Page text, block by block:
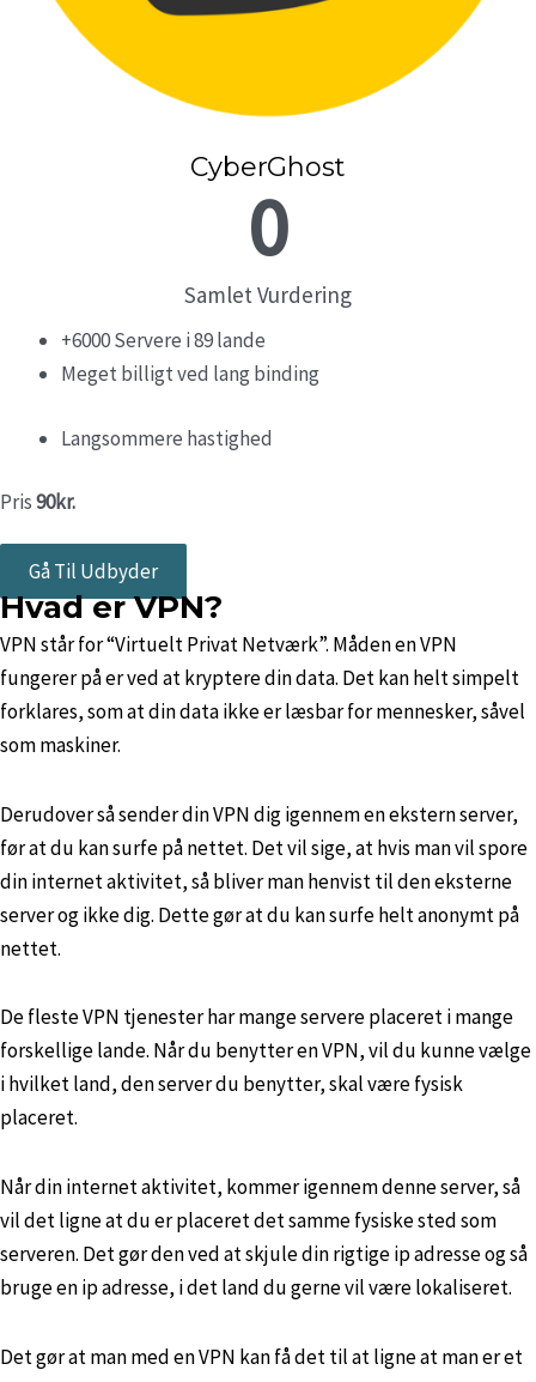
CyberGhost
0
Samlet Vurdering
+6000 Servere i 89 lande
Meget billigt ved lang binding
Langsommere hastighed
Pris90kr.
Gå Til Udbyder
Hvad er VPN?
VPN står for “Virtuelt Privat Netværk”. Måden en VPN
fungerer på er ved at kryptere din data. Det kan helt simpelt
forklares, som at din data ikke er læsbar for mennesker, såvel
som maskiner.
Derudover så sender din VPN dig igennem en ekstern server,
før at du kan surfe på nettet. Det vil sige, at hvis man vil spore
din internet aktivitet, så bliver man henvist til den eksterne
server og ikke dig. Dette gør at du kan surfe helt anonymt på
nettet.
De fleste VPN tjenester har mange servere placeret i mange
forskellige lande. Når du benytter en VPN, vil du kunne vælge
i hvilket land, den server du benytter, skal være fysisk
placeret.
Når din internet aktivitet, kommer igennem denne server, så
vil det ligne at du er placeret det samme fysiske sted som
serveren. Det gør den ved at skjule din rigtige ip adresse og så
bruge en ip adresse, i det land du gerne vil være lokaliseret.
Det gør at man med en VPN kan få det til at ligne at man er et